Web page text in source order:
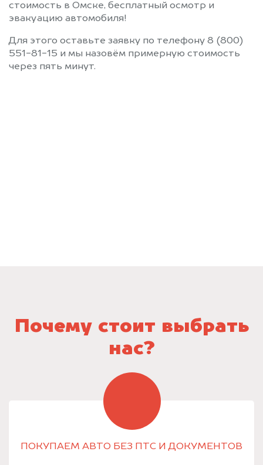
стоимость в Омске, бесплатный осмотр и
эвакуацию автомобиля!
Для этого оставьте заявку по телефону 8 (800)
551-81-15 и мы назовём примерную стоимость
через пять минут.
Почему стоит выбрать
нас?
ПОКУПАЕМ АВТО БЕЗ ПТС И ДОКУМЕНТОВ